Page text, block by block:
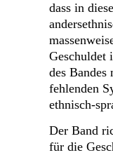
dass in
Geschuldet
des Bandes
fehlenden
ethnisch-
Der Band
für die